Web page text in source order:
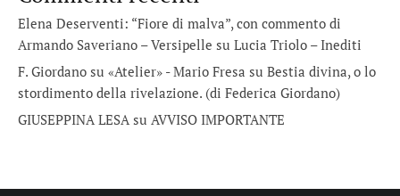
Elena Deserventi: “Fiore di malva”, con commento di
Armando Saveriano – Versipelle su Lucia Triolo – Inediti
F. Giordano su «Atelier» - Mario Fresa su Bestia divina, o lo
stordimento della rivelazione. (di Federica Giordano)
GIUSEPPINA LESAsu AVVISO IMPORTANTE